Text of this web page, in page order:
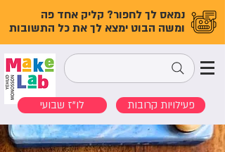
נמאס לך לחפור? קליק אחד פה
ומשה הבוט ימצא לך את כל התשובות
לו"ז שבועי פעילויות קרובות